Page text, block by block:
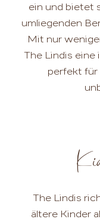
ein und bietet
umliegenden
Mit nur
The Lindis eine
perfekt für
The Lindis
ältere Kinder